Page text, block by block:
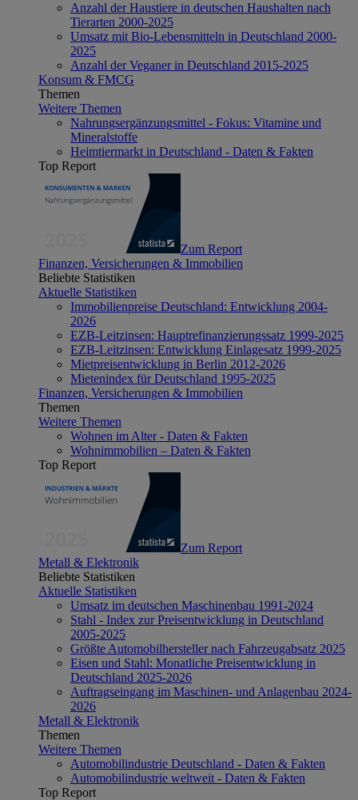
Anzahl der Haustiere in deutschen Haushalten nach
Tierarten 2000-2025
Umsatz mit Bio-Lebensmitteln in Deutschland 2000-
2025
Anzahl der Veganer in Deutschland 2015-2025
Konsum & FMCG
Themen
Weitere Themen
Nahrungsergänzungsmittel - Fokus: Vitamine und
Mineralstoffe
Heimtiermarkt in Deutschland - Daten & Fakten
Top Report
Zum Report
Finanzen, Versicherungen & Immobilien
Beliebte Statistiken
Aktuelle Statistiken
Immobilienpreise Deutschland: Entwicklung 2004-
2026
EZB-Leitzinsen: Hauptrefinanzierungssatz 1999-2025
EZB-Leitzinsen: Entwicklung Einlagesatz 1999-2025
Mietpreisentwicklung in Berlin 2012-2026
Mietenindex für Deutschland 1995-2025
Finanzen, Versicherungen & Immobilien
Themen
Weitere Themen
Wohnen im Alter - Daten & Fakten
Wohnimmobilien – Daten & Fakten
Top Report
Zum Report
Metall & Elektronik
Beliebte Statistiken
Aktuelle Statistiken
Umsatz im deutschen Maschinenbau 1991-2024
Stahl - Index zur Preisentwicklung in Deutschland
2005-2025
Größte Automobilhersteller nach Fahrzeugabsatz 2025
Eisen und Stahl: Monatliche Preisentwicklung in
Deutschland 2025-2026
Auftragseingang im Maschinen- und Anlagenbau 2024-
2026
Metall & Elektronik
Themen
Weitere Themen
Automobilindustrie Deutschland - Daten & Fakten
Automobilindustrie weltweit - Daten & Fakten
Top Report